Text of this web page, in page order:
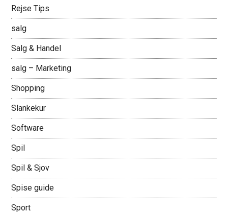
Rejse Tips
salg
Salg & Handel
salg – Marketing
Shopping
Slankekur
Software
Spil
Spil & Sjov
Spise guide
Sport